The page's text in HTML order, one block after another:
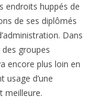
endroits huppés de
de ses diplômés
Dans
groupes
encore plus loin en
usage d’une
meilleure.